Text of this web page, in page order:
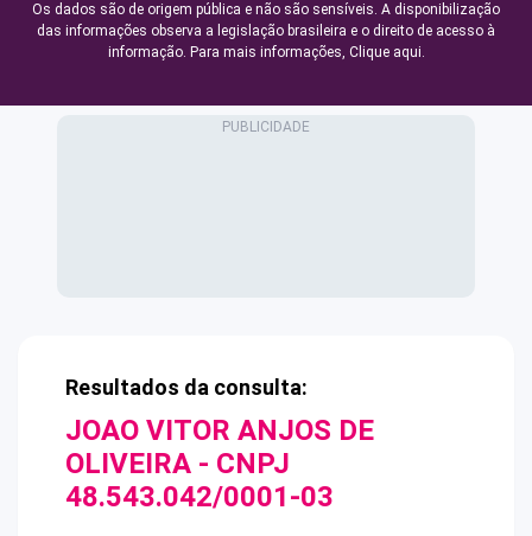
Os dados são de origem pública e não são sensíveis. A disponibilização
das informações observa a legislação brasileira e o direito de acesso à
informação. Para mais informações, Clique aqui.
Resultados da consulta:
JOAO VITOR ANJOS DE
OLIVEIRA - CNPJ
48.543.042/0001-03